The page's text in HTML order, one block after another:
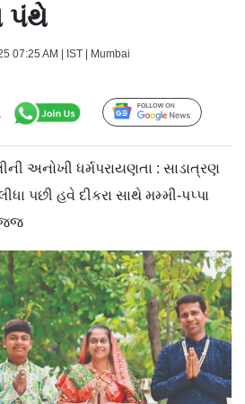
પંથે
07:25 AM | IST | Mumbai
Follow Us
અનોખી ધર્મપરાયણતા : સાડાત્રણ
પછી હવે દીકરા સાથે મમ્મી-પપ્પા